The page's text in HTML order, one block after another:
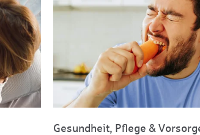
Gesundheit, Pflege &